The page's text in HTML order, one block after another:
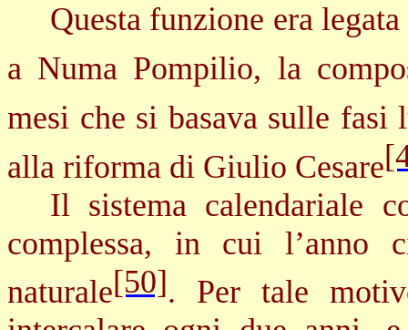
Questa funzione era
a Numa Pompilio, la
mesi che si basava sulle fasi
alla riforma di Giulio Cesare
Il sistema calendariale
complessa, in cui l’anno
naturale[50]. Per tale